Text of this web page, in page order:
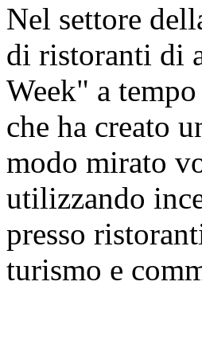
Nel settore
di ristoranti di
Week" a
che ha creato
modo mirato
utilizzando
presso
turismo e